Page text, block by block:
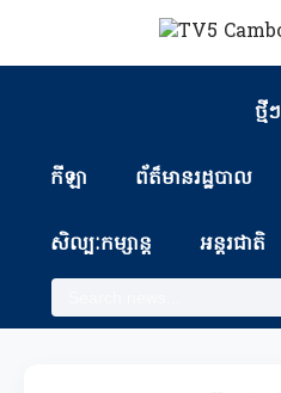
ថ្មីៗ
កីឡា ព័ត៏មានរដ្ឋបាល
សិល្បៈកម្សាន្ត អន្តរជាតិ